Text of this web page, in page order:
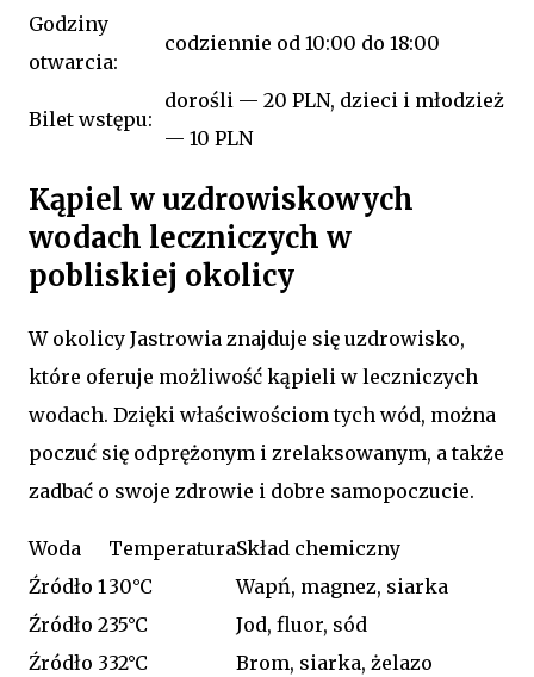
Godziny
otwarcia:
codziennie od 10:00 do 18:00
Bilet wstępu:
dorośli — 20 PLN, dzieci i młodzież
— 10 PLN
Kąpiel w uzdrowiskowych
wodach leczniczych w
pobliskiej okolicy
W okolicy Jastrowia znajduje się uzdrowisko,
które oferuje możliwość kąpieli w leczniczych
wodach. Dzięki właściwościom tych wód, można
poczuć się odprężonym i zrelaksowanym, a także
zadbać o swoje zdrowie i dobre samopoczucie.
Woda TemperaturaSkład chemiczny
Źródło 130°C
Wapń, magnez, siarka
Źródło 235°C
Jod, fluor, sód
Źródło 332°C Brom, siarka, żelazo